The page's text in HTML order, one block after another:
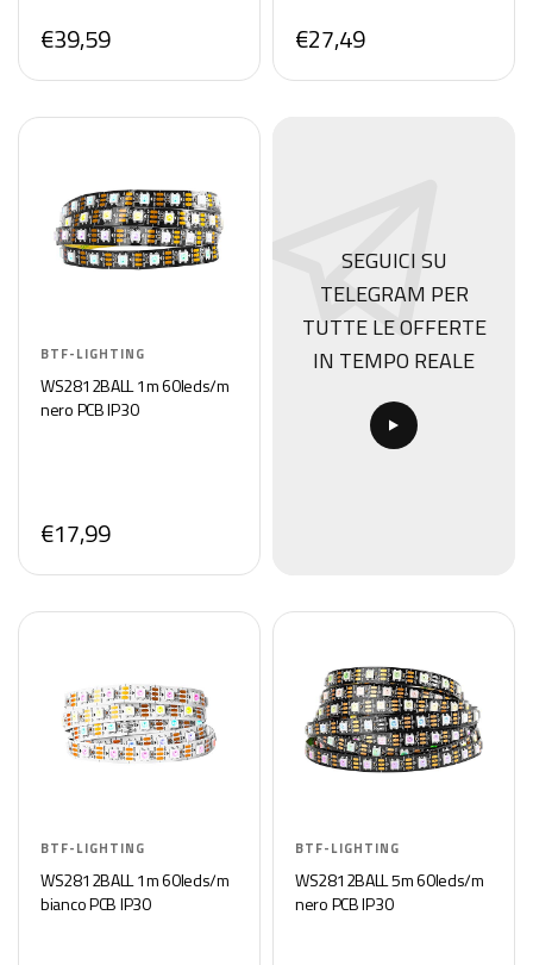
Illuminazione AI
Personalizzato
€39,59
Colore DIY,Progettista
Illuminazione AI
Personalizzato
€27,49
BTF-LIGHTING
WS2812BALL 1m 60leds/m
nero PCB IP30
€17,99
SEGUICI SU
TELEGRAM PER
TUTTE LE OFFERTE
IN TEMPO REALE
BTF-LIGHTING
WS2812BALL 1m 60leds/m
bianco PCB IP30
BTF-LIGHTING
WS2812BALL 5m 60leds/m
nero PCB IP30